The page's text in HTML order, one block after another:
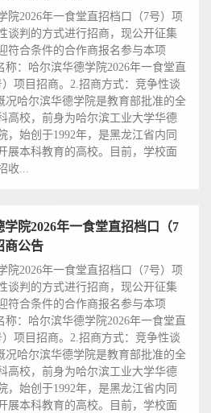
院2026年一食堂直招档口（7号）项
谈判的方式进行招商，现公开征集
符合条件的合作商报名参与本项
称：哈尔滨华德学院2026年一食堂直
项目招商。2.招商方式：竞争性谈
况哈尔滨华德学院是教育部批准的全
高校，前身为哈尔滨工业大学华德
，始创于1992年，是黑龙江省内同
展本科教育的高校。目前，学校面
收...
学院2026年一食堂直招档口（7
商公告
院2026年一食堂直招档口（7号）项
谈判的方式进行招商，现公开征集
符合条件的合作商报名参与本项
称：哈尔滨华德学院2026年一食堂直
项目招商。2.招商方式：竞争性谈
况哈尔滨华德学院是教育部批准的全
高校，前身为哈尔滨工业大学华德
，始创于1992年，是黑龙江省内同
展本科教育的高校。目前，学校面